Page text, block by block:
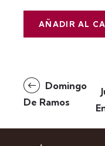
AÑADIR AL
N
a
e
Domingo
De Ramos